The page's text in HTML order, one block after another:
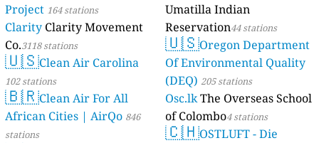
Project 164 stations
Clarity Clarity Movement
Co.3118 stations
🇺🇸Clean Air Carolina
102 stations
🇧🇷Clean Air For All
African Cities | AirQo 846
stations
Umatilla Indian
Reservation44 stations
🇺🇸Oregon Department
Of Environmental Quality
(DEQ) 205 stations
Osc.lkThe Overseas School
of Colombo4 stations
🇨🇭OSTLUFT - Die